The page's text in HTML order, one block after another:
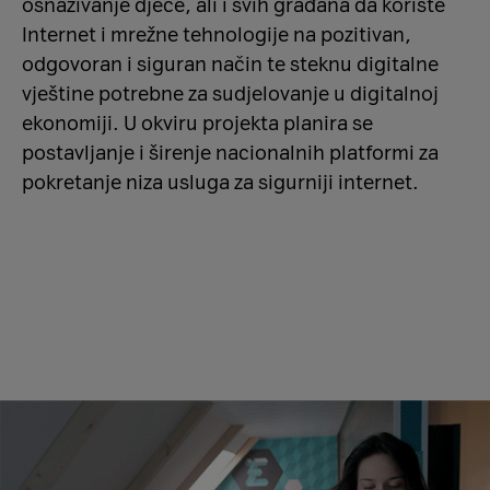
osnaživanje djece, ali i svih građana da koriste
Internet i mrežne tehnologije na pozitivan,
odgovoran i siguran način te steknu digitalne
vještine potrebne za sudjelovanje u digitalnoj
ekonomiji. U okviru projekta planira se
postavljanje i širenje nacionalnih platformi za
pokretanje niza usluga za sigurniji internet.